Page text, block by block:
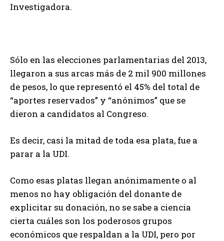
Investigadora.
Sólo en las elecciones parlamentarias del 2013,
llegaron a sus arcas más de 2 mil 900 millones
de pesos, lo que representó el 45% del total de
“aportes reservados” y “anónimos” que se
dieron a candidatos al Congreso.
Es decir, casi la mitad de toda esa plata, fue a
parar a la UDI.
Como esas platas llegan anónimamente o al
menos no hay obligación del donante de
explicitar su donación, no se sabe a ciencia
cierta cuáles son los poderosos grupos
económicos que respaldan a la UDI, pero por